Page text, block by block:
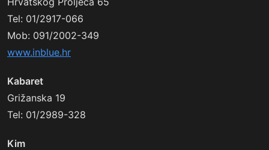
Tel: 01/2917-066
Mob: 091/2002-349
www.inblue.hr
Kabaret
Grižanska 19
Tel: 01/2989-328
Kim